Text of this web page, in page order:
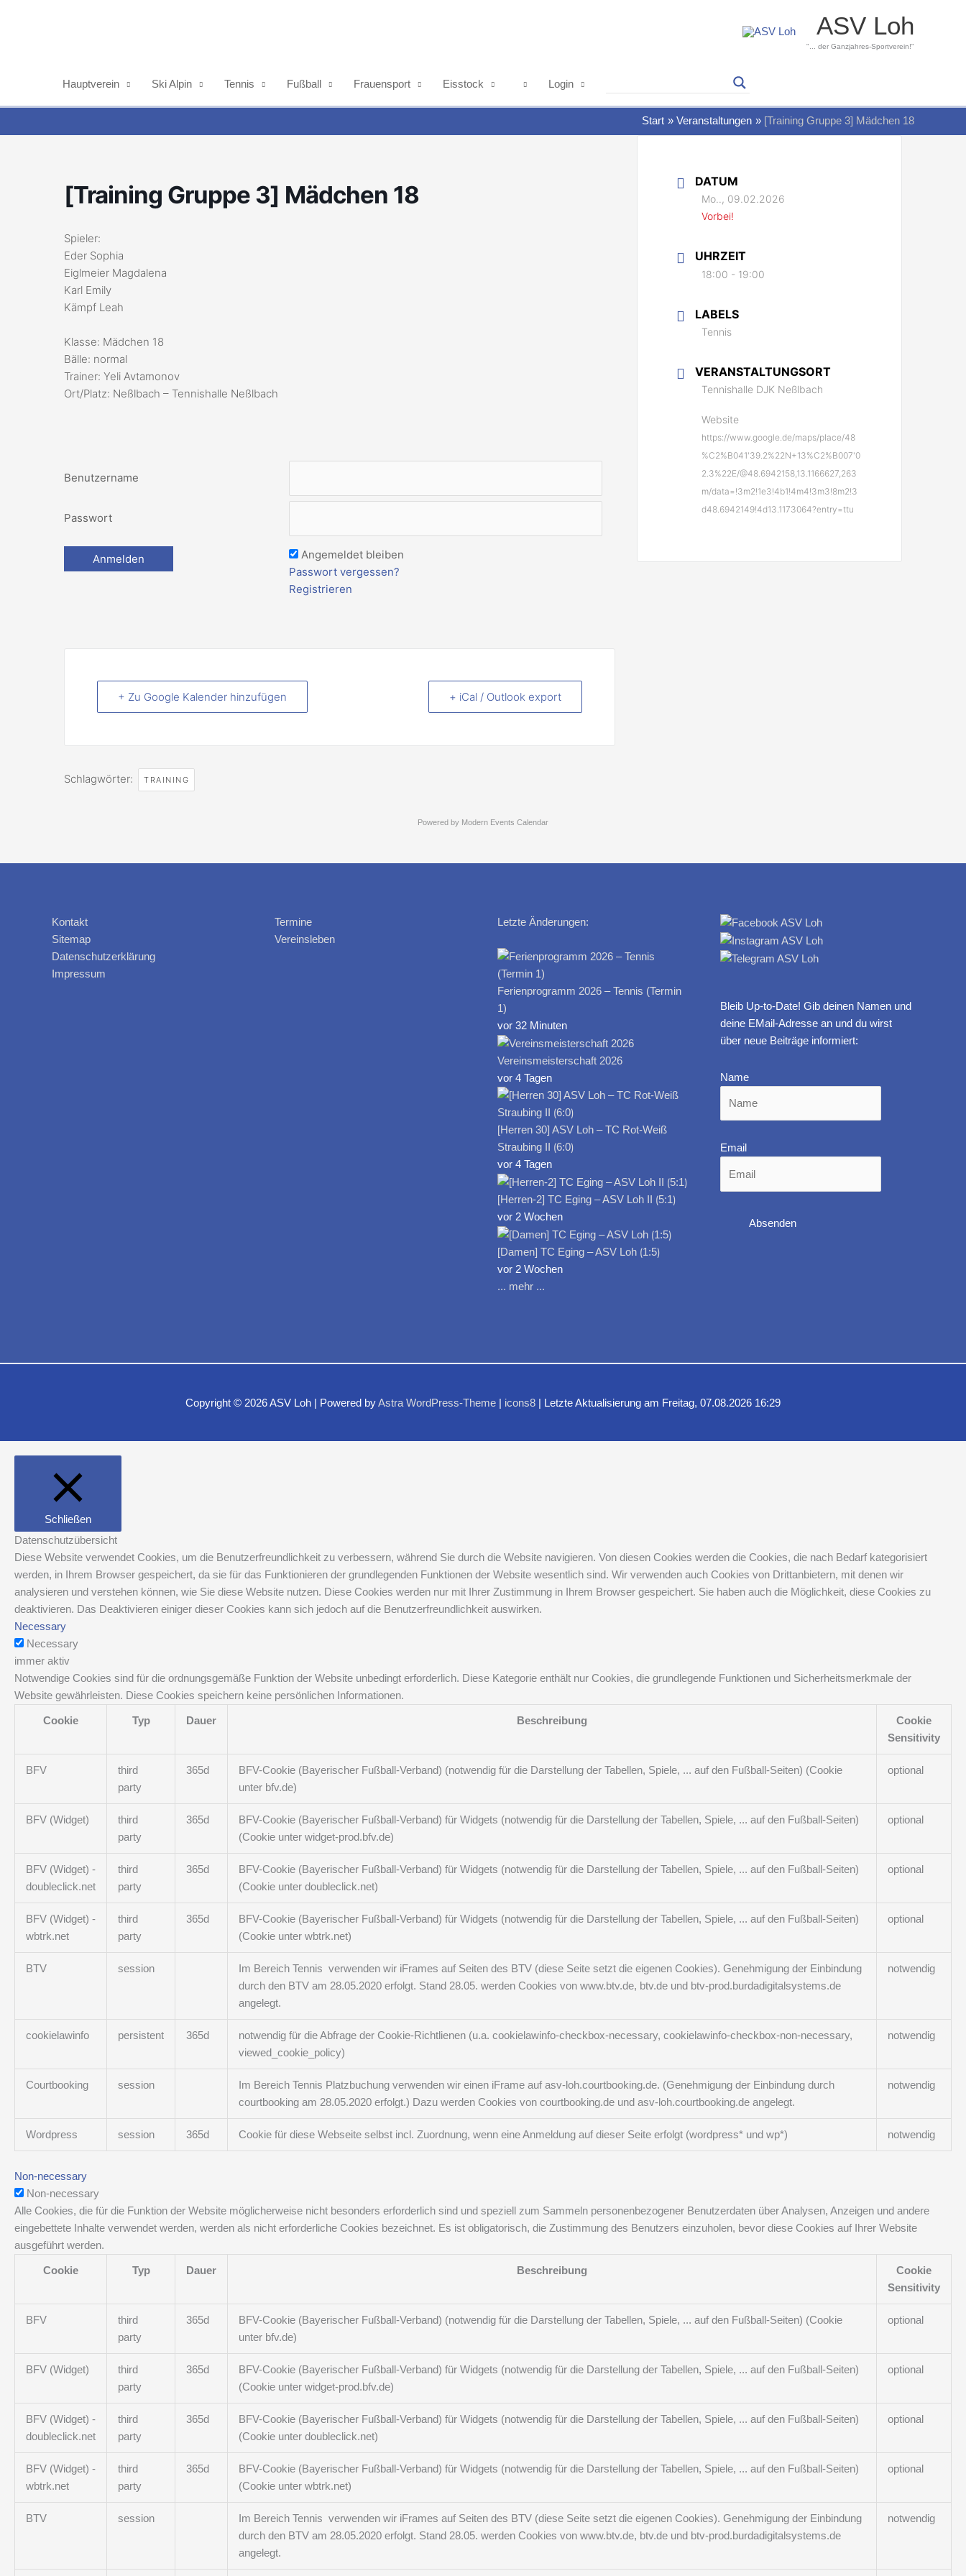
ASV Loh
"... der Ganzjahres-Sportverein!"
Hauptverein Ski Alpin Tennis Fußball Frauensport Eisstock Login
Start Veranstaltungen [Training Gruppe 3] Mädchen 18
[Training Gruppe 3] Mädchen 18
Spieler:
Eder Sophia
Eiglmeier Magdalena
Karl Emily
Kämpf Leah
Klasse: Mädchen 18
Bälle: normal
Trainer: Yeli Avtamonov
Ort/Platz: Neßlbach – Tennishalle Neßlbach
Benutzername
Passwort
Angemeldet bleiben
Passwort vergessen?
Registrieren
+ Zu Google Kalender hinzufügen + iCal / Outlook export
Schlagwörter: TRAINING
DATUM
Mo.., 09.02.2026
Vorbei!
UHRZEIT
18:00 - 19:00
LABELS
Tennis
VERANSTALTUNGSORT
Tennishalle DJK Neßlbach
Website
https://www.google.de/maps/place/48
%C2%B041'39.2%22N+13%C2%B007'0
2.3%22E/@48.6942158,13.1166627,263
m/data=!3m2!1e3!4b1!4m4!3m3!8m2!3
d48.6942149!4d13.1173064?entry=ttu
Powered by Modern Events Calendar
Kontakt
Sitemap
Datenschutzerklärung
Impressum
Termine
Vereinsleben
Letzte Änderungen:
Ferienprogramm 2026 – Tennis (Termin
1)
vor 32 Minuten
Vereinsmeisterschaft 2026
vor 4 Tagen
[Herren 30] ASV Loh – TC Rot-Weiß
Straubing II ⟮6:0⟯
vor 4 Tagen
[Herren-2] TC Eging – ASV Loh II ⟮5:1⟯
vor 2 Wochen
[Damen] TC Eging – ASV Loh ⟮1:5⟯
vor 2 Wochen
... mehr ...
Bleib Up-to-Date! Gib deinen Namen und
deine EMail-Adresse an und du wirst
über neue Beiträge informiert:
Name
Email
Copyright © 2026ASV Loh | Powered byAstra WordPress-Theme | icons8 | Letzte Aktualisierung am Freitag, 07.08.2026 16:29
Schließen
Datenschutzübersicht
Diese Website verwendet Cookies, um die Benutzerfreundlichkeit zu verbessern, während Sie durch die Website navigieren. Von diesen Cookies werden die Cookies, die nach Bedarf kategorisiert
werden, in Ihrem Browser gespeichert, da sie für das Funktionieren der grundlegenden Funktionen der Website wesentlich sind. Wir verwenden auch Cookies von Drittanbietern, mit denen wir
analysieren und verstehen können, wie Sie diese Website nutzen. Diese Cookies werden nur mit Ihrer Zustimmung in Ihrem Browser gespeichert. Sie haben auch die Möglichkeit, diese Cookies zu
deaktivieren. Das Deaktivieren einiger dieser Cookies kann sich jedoch auf die Benutzerfreundlichkeit auswirken.
Necessary
Necessary
immer aktiv
Notwendige Cookies sind für die ordnungsgemäße Funktion der Website unbedingt erforderlich. Diese Kategorie enthält nur Cookies, die grundlegende Funktionen und Sicherheitsmerkmale der
Website gewährleisten. Diese Cookies speichern keine persönlichen Informationen.
Cookie Typ Dauer Beschreibung
Cookie
Sensitivity
BFV
third
party
365d
BFV-Cookie (Bayerischer Fußball-Verband) (notwendig für die Darstellung der Tabellen, Spiele, ... auf den Fußball-Seiten) (Cookie
unter bfv.de)
optional
BFV (Widget)
third
party
365d
BFV-Cookie (Bayerischer Fußball-Verband) für Widgets (notwendig für die Darstellung der Tabellen, Spiele, ... auf den Fußball-Seiten)
(Cookie unter widget-prod.bfv.de)
optional
BFV (Widget) -
doubleclick.net
third
party
365d
BFV-Cookie (Bayerischer Fußball-Verband) für Widgets (notwendig für die Darstellung der Tabellen, Spiele, ... auf den Fußball-Seiten)
(Cookie unter doubleclick.net)
optional
BFV (Widget) -
wbtrk.net
third
party
365d
BFV-Cookie (Bayerischer Fußball-Verband) für Widgets (notwendig für die Darstellung der Tabellen, Spiele, ... auf den Fußball-Seiten)
(Cookie unter wbtrk.net)
optional
BTV session
Im Bereich Tennis verwenden wir iFrames auf Seiten des BTV (diese Seite setzt die eigenen Cookies). Genehmigung der Einbindung
durch den BTV am 28.05.2020 erfolgt. Stand 28.05. werden Cookies von www.btv.de, btv.de und btv-prod.burdadigitalsystems.de
angelegt.
notwendig
cookielawinfo persistent 365d
notwendig für die Abfrage der Cookie-Richtlienen (u.a. cookielawinfo-checkbox-necessary, cookielawinfo-checkbox-non-necessary,
viewed_cookie_policy)
notwendig
Courtbooking session
Im Bereich Tennis Platzbuchung verwenden wir einen iFrame auf asv-loh.courtbooking.de. (Genehmigung der Einbindung durch
courtbooking am 28.05.2020 erfolgt.) Dazu werden Cookies von courtbooking.de und asv-loh.courtbooking.de angelegt.
notwendig
Wordpress session 365d Cookie für diese Webseite selbst incl. Zuordnung, wenn eine Anmeldung auf dieser Seite erfolgt (wordpress* und wp*) notwendig
Non-necessary
Non-necessary
Alle Cookies, die für die Funktion der Website möglicherweise nicht besonders erforderlich sind und speziell zum Sammeln personenbezogener Benutzerdaten über Analysen, Anzeigen und andere
eingebettete Inhalte verwendet werden, werden als nicht erforderliche Cookies bezeichnet. Es ist obligatorisch, die Zustimmung des Benutzers einzuholen, bevor diese Cookies auf Ihrer Website
ausgeführt werden.
Cookie Typ Dauer Beschreibung
Cookie
Sensitivity
BFV
third
party
365d
BFV-Cookie (Bayerischer Fußball-Verband) (notwendig für die Darstellung der Tabellen, Spiele, ... auf den Fußball-Seiten) (Cookie
unter bfv.de)
optional
BFV (Widget)
third
party
365d
BFV-Cookie (Bayerischer Fußball-Verband) für Widgets (notwendig für die Darstellung der Tabellen, Spiele, ... auf den Fußball-Seiten)
(Cookie unter widget-prod.bfv.de)
optional
BFV (Widget) -
doubleclick.net
third
party
365d
BFV-Cookie (Bayerischer Fußball-Verband) für Widgets (notwendig für die Darstellung der Tabellen, Spiele, ... auf den Fußball-Seiten)
(Cookie unter doubleclick.net)
optional
BFV (Widget) -
wbtrk.net
third
party
365d
BFV-Cookie (Bayerischer Fußball-Verband) für Widgets (notwendig für die Darstellung der Tabellen, Spiele, ... auf den Fußball-Seiten)
(Cookie unter wbtrk.net)
optional
BTV session
Im Bereich Tennis verwenden wir iFrames auf Seiten des BTV (diese Seite setzt die eigenen Cookies). Genehmigung der Einbindung
durch den BTV am 28.05.2020 erfolgt. Stand 28.05. werden Cookies von www.btv.de, btv.de und btv-prod.burdadigitalsystems.de
angelegt.
notwendig